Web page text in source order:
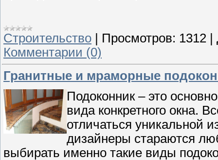
Строительство Просмотров: 1312
Комментарии (0)
Гранитные и мраморные
Подоконник – это
вида конкретного окна.
отличаться уникальной
дизайнеры стараются
выбирать именно такие виды